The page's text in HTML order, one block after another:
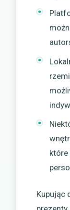
które
Kupując